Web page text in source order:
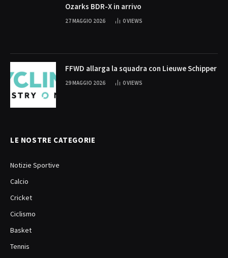
Ozarks BDR-X in arrivo
27 MAGGIO 2026 0VIEWS
FFWD allarga la squadra con Lieuwe Schipper
29 MAGGIO 2026 0VIEWS
LE NOSTRE CATEGORIE
Notizie Sportive
Calcio
Cricket
Ciclismo
Basket
Tennis